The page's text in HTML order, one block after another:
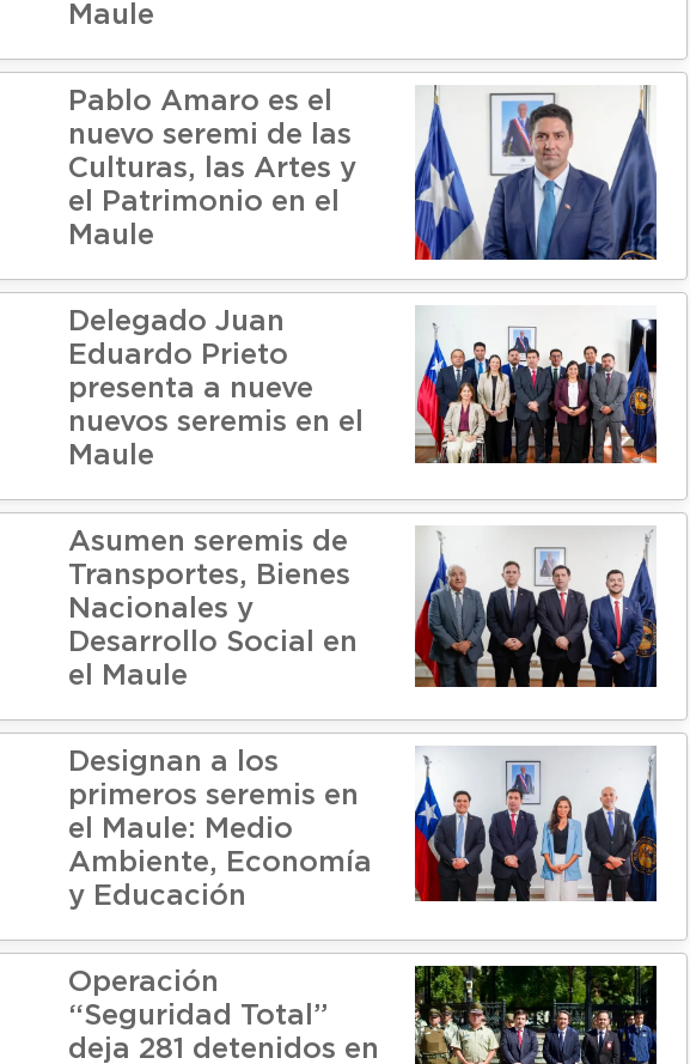
Maule
Pablo Amaro es el
nuevo seremi de las
Culturas, las Artes y
el Patrimonio en el
Maule
Delegado Juan
Eduardo Prieto
presenta a nueve
nuevos seremis en el
Maule
Asumen seremis de
Transportes, Bienes
Nacionales y
Desarrollo Social en
el Maule
Designan a los
primeros seremis en
el Maule: Medio
Ambiente, Economía
y Educación
Operación
“Seguridad Total”
deja 281 detenidos en